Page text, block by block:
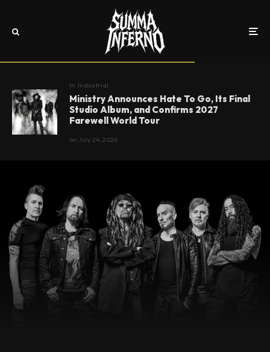
In Industrial
Ministry Announces Hate To Go, Its Final
Studio Album, and Confirms 2027
Farewell World Tour
on July 24, 2026